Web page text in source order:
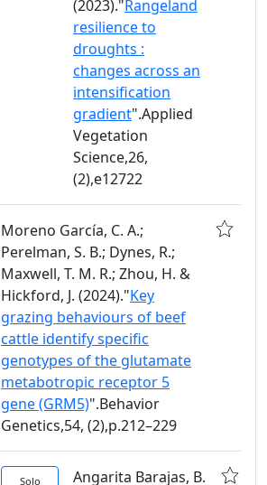
(2023)."Rangeland
resilience to
droughts :
changes across an
intensification
gradient".Applied
Vegetation
Science,26,
(2),e12722
Moreno García, C. A.;
Perelman, S. B.; Dynes, R.;
Maxwell, T. M. R.; Zhou, H. &
Hickford, J. (2024)."Key
grazing behaviours of beef
cattle identify specific
genotypes of the glutamate
metabotropic receptor 5
gene (GRM5)".Behavior
Genetics,54, (2),p.212–229
Solo Angarita Barajas, B.